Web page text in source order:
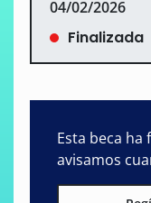
04/02/2026
Finalizada
Esta beca ha
avisamos